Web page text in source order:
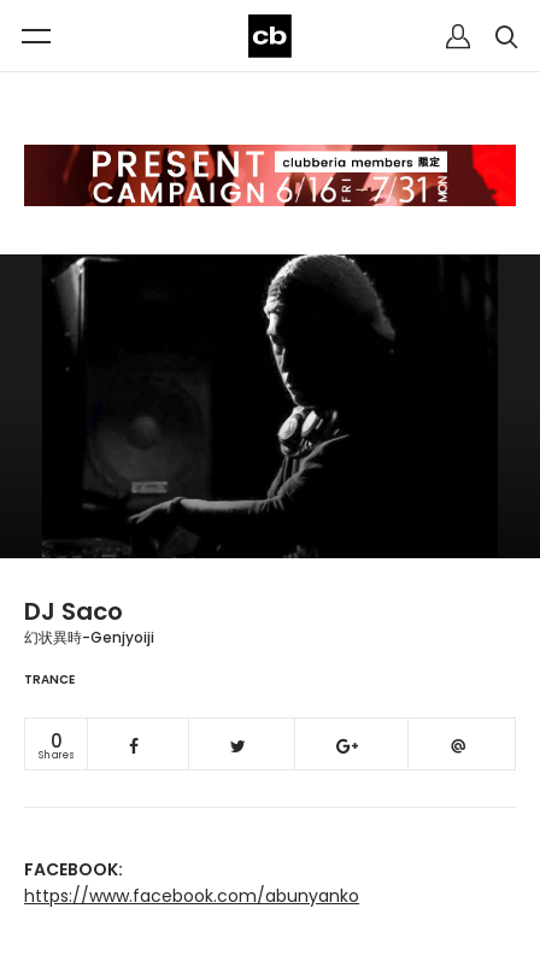
DJ Saco
幻状異時-Genjyoiji
TRANCE
0
Shares
FACEBOOK:
https://www.facebook.com/abunyanko